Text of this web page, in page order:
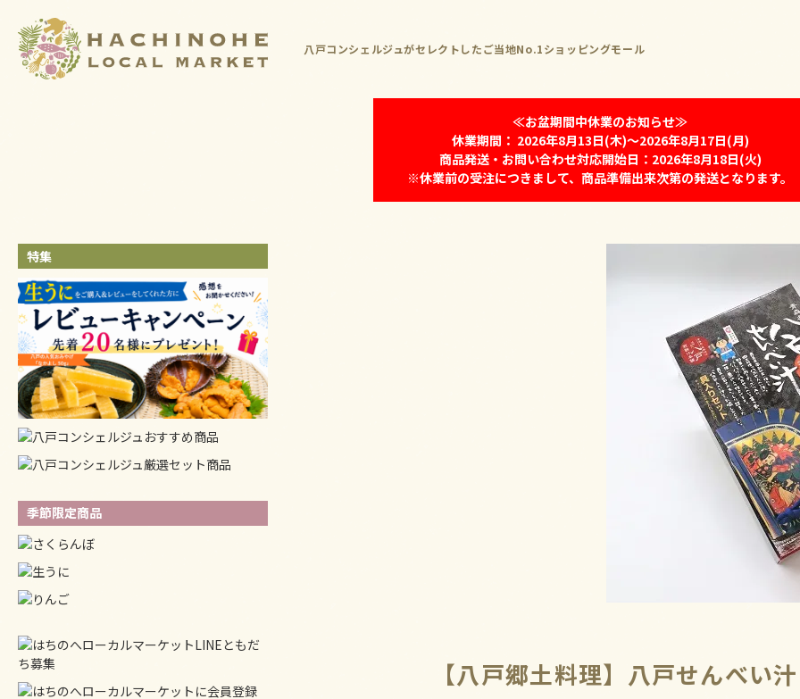
八戸コンシェルジュがセレクトしたご当地No.1ショッピングモール
≪お盆期間中休業のお知らせ≫
休業期間： 2026年8月13日(木)～2026年8月17日(月)
商品発送・お問い合わせ対応開始日：2026年8月18日(火)
※休業前の受注につきまして、商品準備出来次第の発送となります。
特集
季節限定商品
【八戸郷土料理】八戸せんべ